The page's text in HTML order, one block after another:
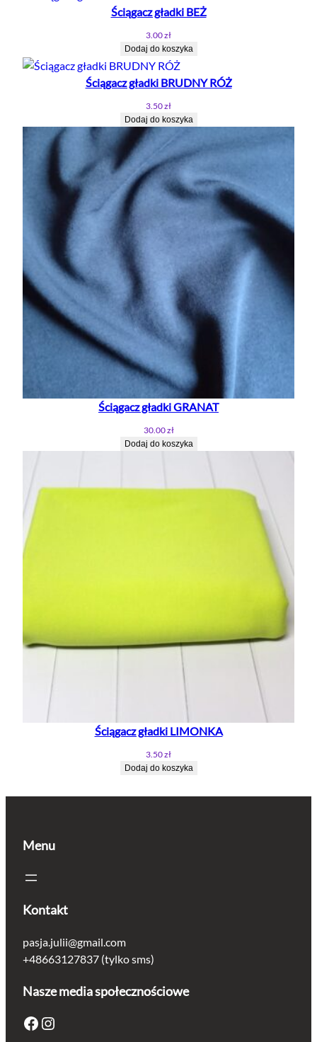
Ściągacz gładki BEŻ
3.00zł
Dodaj do koszyka
Ściągacz gładki BRUDNY RÓŻ
3.50zł
Dodaj do koszyka
Ściągacz gładki GRANAT
30.00zł
Dodaj do koszyka
Ściągacz gładki LIMONKA
3.50zł
Dodaj do koszyka
Menu
Kontakt
pasja.julii@gmail.com
+48663127837 (tylko sms)
Nasze media społecznościowe
Facebook Instagram